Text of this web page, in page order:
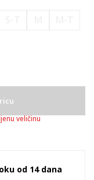
veličinu
od 14 dana